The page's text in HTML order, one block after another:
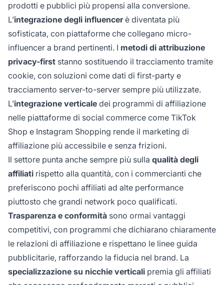
prodotti e pubblici più propensi alla conversione.
L’integrazione degli influencerè diventata più
sofisticata, con piattaforme che collegano micro-
influencer a brand pertinenti. I metodi di attribuzione
privacy-first stanno sostituendo il tracciamento tramite
cookie, con soluzioni come dati di first-party e
tracciamento server-to-server sempre più utilizzate.
L’integrazione verticale dei programmi di affiliazione
nelle piattaforme di social commerce come TikTok
Shop e Instagram Shopping rende il marketing di
affiliazione più accessibile e senza frizioni.
Il settore punta anche sempre più sulla qualità degli
affiliati rispetto alla quantità, con i commercianti che
preferiscono pochi affiliati ad alte performance
piuttosto che grandi network poco qualificati.
Trasparenza e conformità sono ormai vantaggi
competitivi, con programmi che dichiarano chiaramente
le relazioni di affiliazione e rispettano le linee guida
pubblicitarie, rafforzando la fiducia nel brand. La
specializzazione su nicchie verticali premia gli affiliati